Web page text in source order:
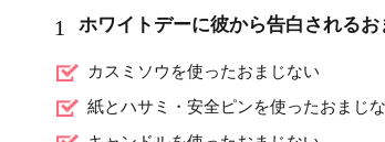
1 ホワイトデーに彼から告白されるお
カスミソウを使ったおまじない
紙とハサミ・安全ピンを使ったおまじ